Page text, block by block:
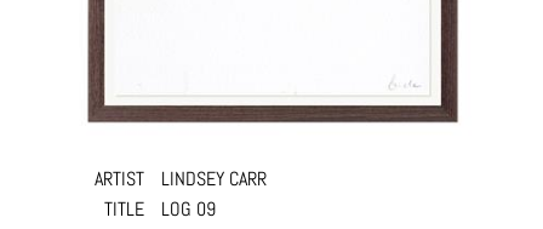
ARTIST
LINDSEY CARR
TITLE
LOG 09